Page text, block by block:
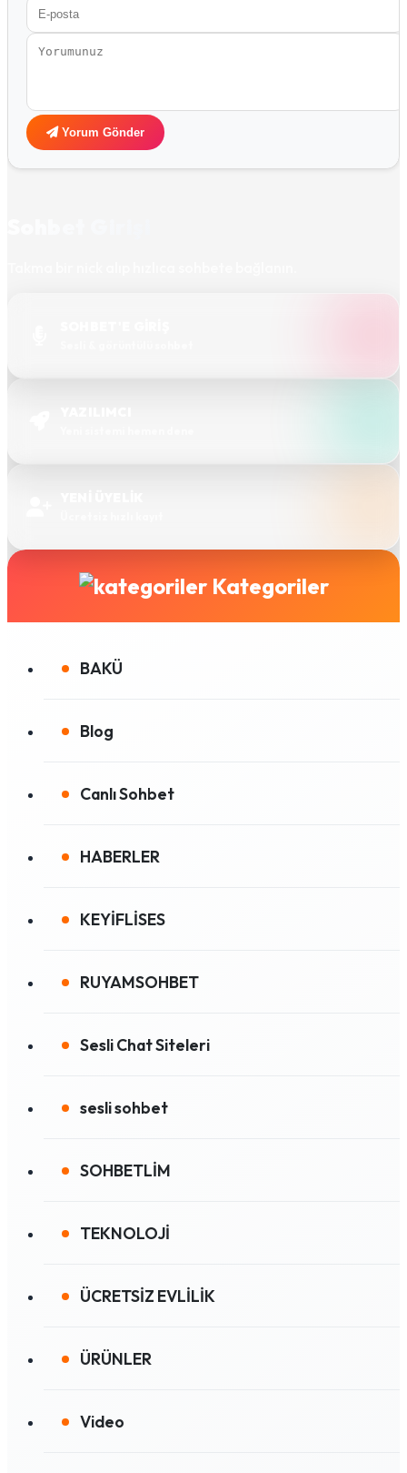
Yorum Gönder
Kategoriler
BAKÜ
Blog
Canlı Sohbet
HABERLER
KEYİFLİSES
RUYAMSOHBET
Sesli Chat Siteleri
sesli sohbet
SOHBETLİM
TEKNOLOJİ
ÜCRETSİZ EVLİLİK
ÜRÜNLER
Video